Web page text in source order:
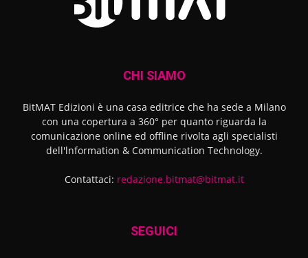
CHI SIAMO
BitMAT Edizioni è una casa editrice che ha sede a Milano
con una copertura a 360° per quanto riguarda la
comunicazione online ed offline rivolta agli specialisti
dell'lnformation & Communication Technology.
Contattaci: redazione.bitmat@bitmat.it
SEGUICI